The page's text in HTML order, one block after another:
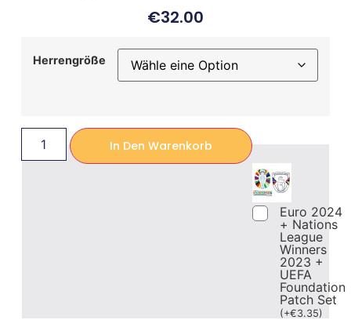
€32.00
Herrengröße
In Den Warenkorb
Euro 2024
+ Nations
League
Winners
2023 +
UEFA
Foundation
Patch Set
(+€3.35)